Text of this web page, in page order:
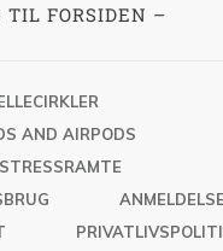
TIL FORSIDEN –
AND AIRPODS